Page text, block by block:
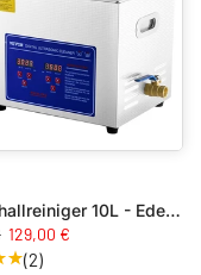
Ultraschallreiniger 10L - Edelstahl - inkl. Heizung
129,00 €
(2)